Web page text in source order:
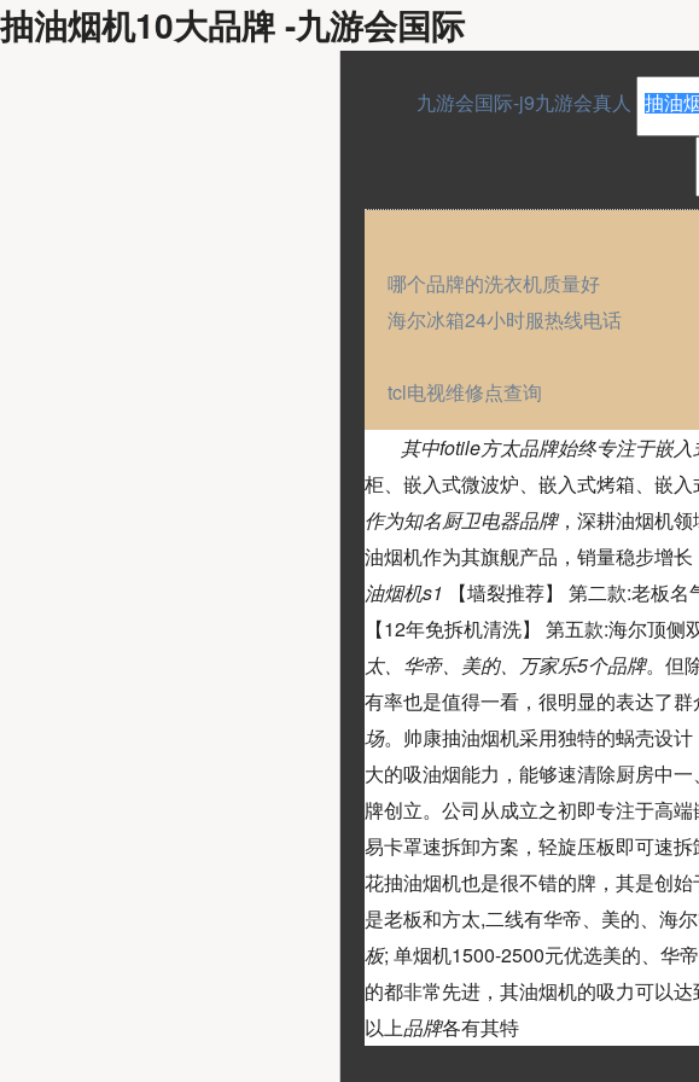
抽油烟机10大品牌 -九游会国际
九游会国际-j9九游会真人
哪个品牌的洗衣机质量好
海尔冰箱24小时服热线电话
tcl电视维修点查询
其中fotile方太品牌始终专注于嵌
柜、嵌入式微波炉、嵌入式烤箱、嵌
作为知名厨卫电器品牌，深耕油烟机领
油烟机作为其旗舰产品，销量稳步增
油烟机s1 【墙裂推荐】 第二款:老板
【12年免拆机清洗】 第五款:海尔顶
太、华帝、美的、万家乐5个品牌。但
有率也是值得一看，很明显的表达了
场。帅康抽油烟机采用独特的蜗壳设
大的吸油烟能力，能够速清除厨房中一
牌创立。公司从成立之初即专注于高
易卡罩速拆卸方案，轻旋压板即可速
花抽油烟机也是很不错的牌，其是创
是老板和方太,二线有华帝、美的、海
板; 单烟机1500-2500元优选美的、华
的都非常先进，其油烟机的吸力可以
以上品牌各有其特